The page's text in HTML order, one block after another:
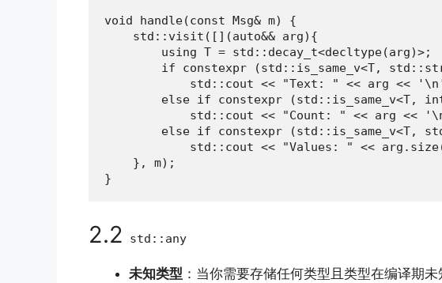
void handle(const Msg& m) {
    std::visit([](auto&& arg){
        using T = std::decay_t<decltype(arg)>;
if constexpr (std::is_same_v<T,
std::cout << "Text: " << arg <<
else if constexpr (std::is_same_v<T,
std::cout << "Count: " << arg <<
else if constexpr (std::is_same_v<T,
std::cout << "Values: " <<
    }, m);
}
2.2 std::any
未知类型 ：当你需要存储任何类型且类型在编译期